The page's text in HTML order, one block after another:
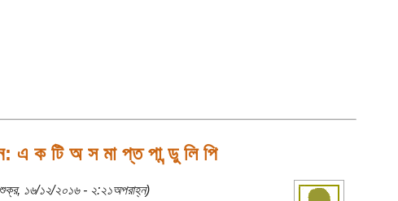
এ ক টি অ স মা প্ত পা ন্ডু লি পি
১৬/১২/২০১৬ - ২:২১অপরাহ্ন)